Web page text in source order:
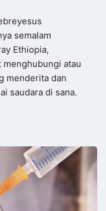
semalam
Ethiopia,
menghubungi atau
menderita dan
saudara di sana.